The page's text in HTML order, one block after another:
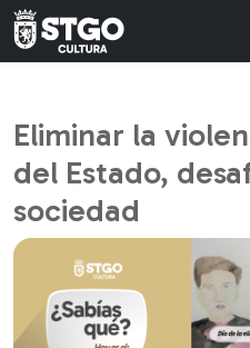
Eliminar la
del Estado,
sociedad